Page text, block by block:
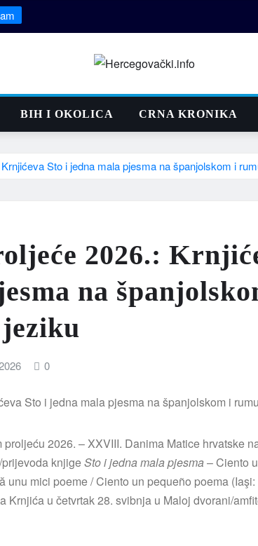
BIH I OKOLICA CRNA KRONIKA
Sto i jedna mala pjesma na španjolskom i
2026.:
na
0
2026. – XXVIII. Danima Matice hrvatske
knjigeSto i jedna mala pjesma– Ciento
unu mici poeme / Ciento un pequeño poema
Krnjića u četvrtak 28. svibnja u Maloj dvorani/